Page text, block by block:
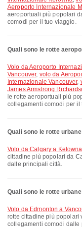
Aeroporto Internazionale
aeroportuali più popolari
comodi per il tuo viaggio.
Quali sono le rotte
volo da Aeroporto Internazionale Calgary a Aeroporto Internazionale
Vancouver, volo da
Internazionale Vancouver,
James Armstrong
le rotte aeroportuali più
collegamenti comodi per il
Quali sono le rotte
volo da Calgary a Kelowna
cittadine più popolari da
dalle principali città.
Quali sono le rotte
volo da Edmonton a
rotte cittadine più popolari
collegamenti comodi dalle